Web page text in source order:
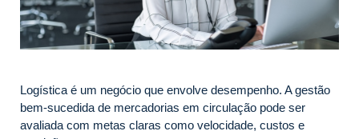
Logística é um negócio que envolve desempenho. A gestão
bem-sucedida de mercadorias em circulação pode ser
avaliada com metas claras como velocidade, custos e